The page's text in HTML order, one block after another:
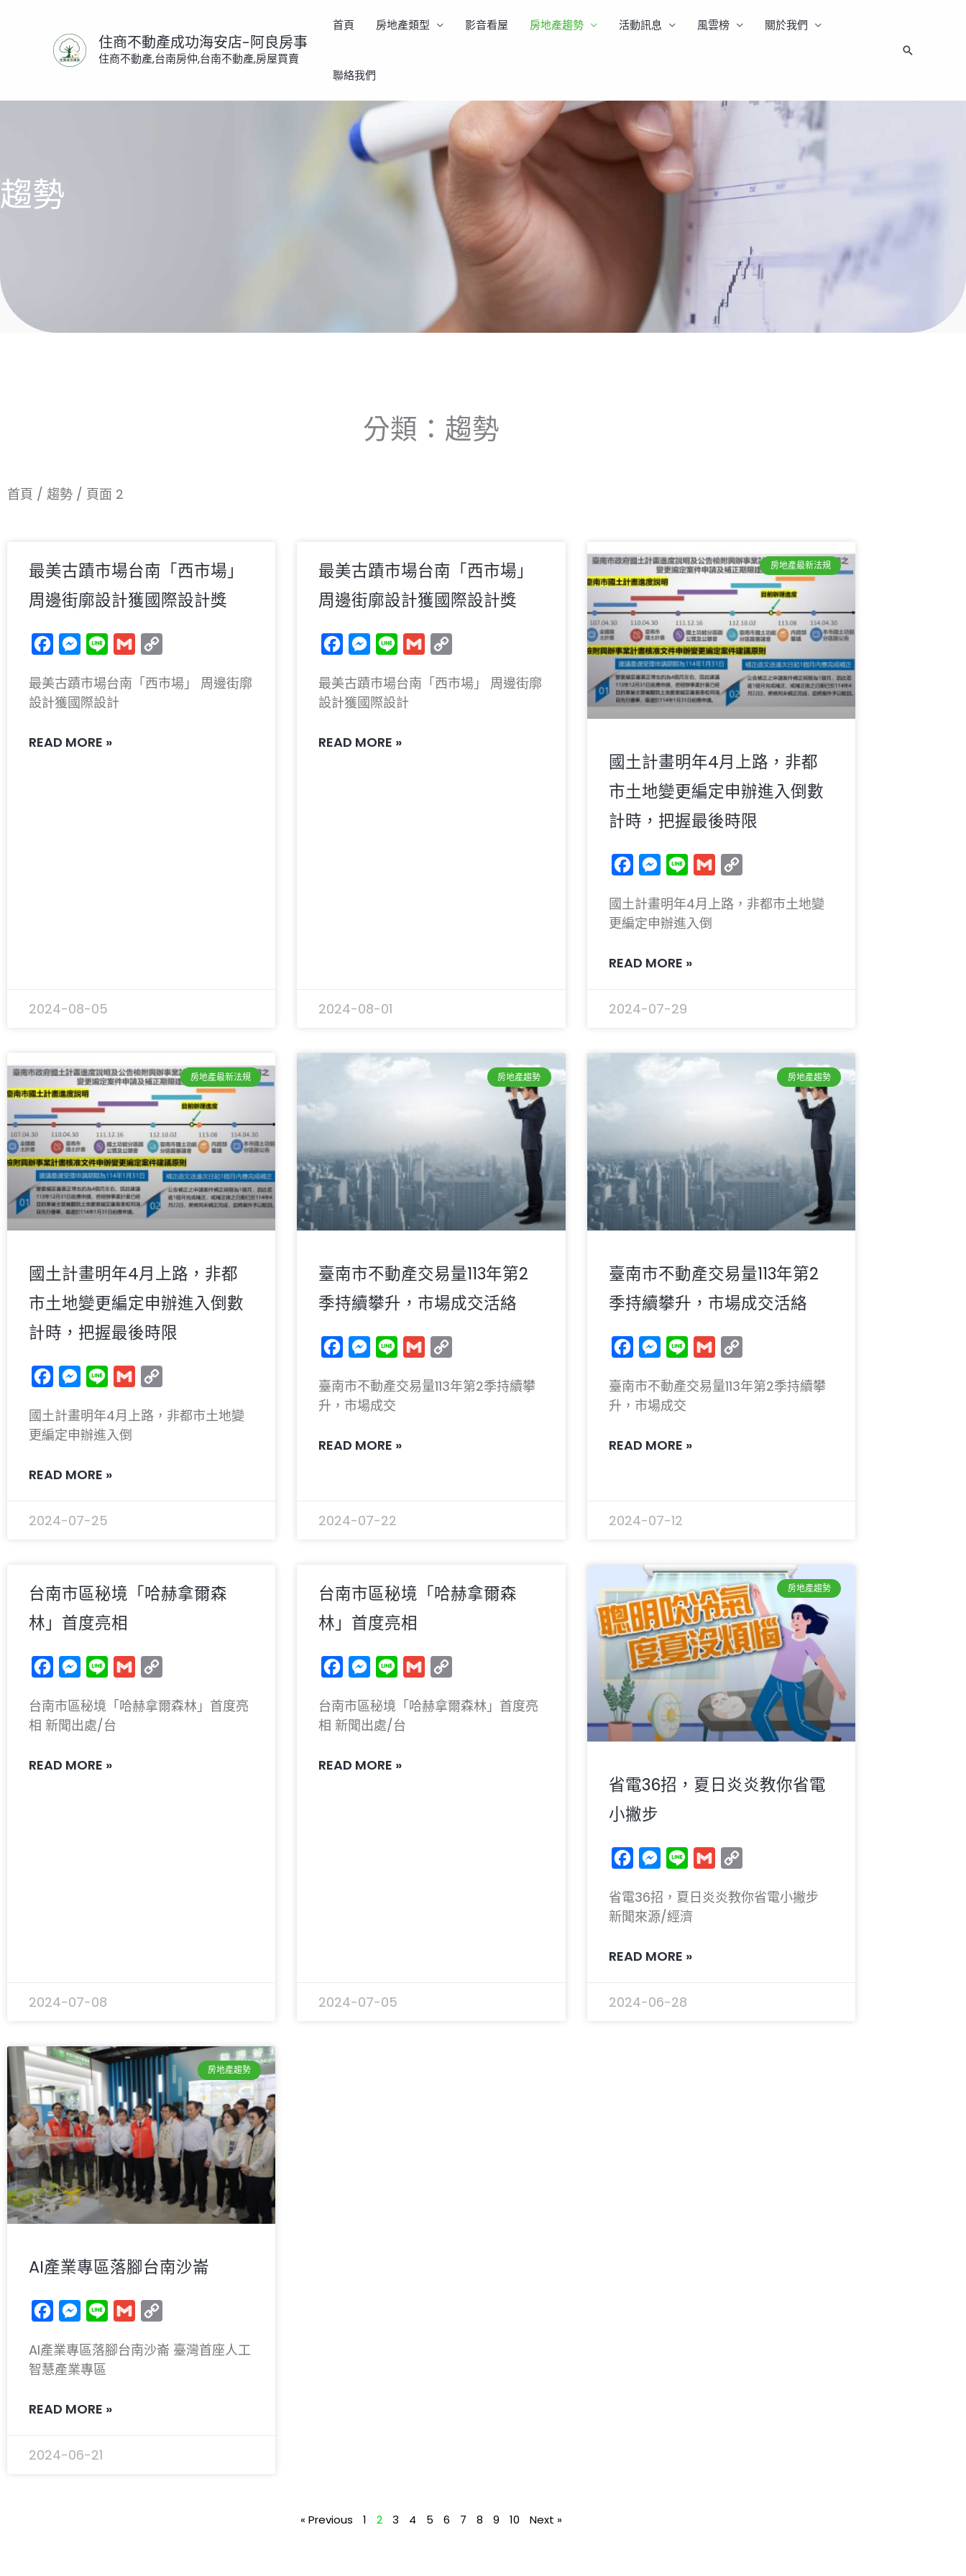
住商不動產成功海安店-阿良房事
住商不動產,台南房仲,台南不動產,房屋買賣
首頁 房地產類型 影音看屋 房地產趨勢 活動訊息 風雲榜 關於我們
聯絡我們
搜
趨勢
分類：趨勢
首頁 / 趨勢 / 頁面 2
最美古蹟市場台南「西市場」
周邊街廓設計獲國際設計獎
FacebookMessenger
Line Gmail
最美古蹟市場台南「西市場」 周邊街廓
設計獲國際設計
READ MORE »
2024-08-05
最美古蹟市場台南「西市場」
周邊街廓設計獲國際設計獎
FacebookMessenger
Line Gmail
最美古蹟市場台南「西市場」 周邊街廓
設計獲國際設計
READ MORE »
2024-08-01
房地產最新法規
國土計畫明年4月上路，非都
市土地變更編定申辦進入倒數
計時，把握最後時限
FacebookMessenger
Line Gmail
國土計畫明年4月上路，非都市土地變
更編定申辦進入倒
READ MORE »
2024-07-29
房地產最新法規
國土計畫明年4月上路，非都
市土地變更編定申辦進入倒數
計時，把握最後時限
FacebookMessenger
Line Gmail
國土計畫明年4月上路，非都市土地變
更編定申辦進入倒
READ MORE »
2024-07-25
房地產趨勢
臺南市不動產交易量113年第2
季持續攀升，市場成交活絡
FacebookMessenger
Line Gmail
臺南市不動產交易量113年第2季持續攀
升，市場成交
READ MORE »
2024-07-22
房地產趨勢
臺南市不動產交易量113年第2
季持續攀升，市場成交活絡
FacebookMessenger
Line Gmail
臺南市不動產交易量113年第2季持續攀
升，市場成交
READ MORE »
2024-07-12
台南市區秘境「哈赫拿爾森
林」首度亮相
FacebookMessenger
Line Gmail
台南市區秘境「哈赫拿爾森林」首度亮
相 新聞出處/台
READ MORE »
2024-07-08
台南市區秘境「哈赫拿爾森
林」首度亮相
FacebookMessenger
Line Gmail
台南市區秘境「哈赫拿爾森林」首度亮
相 新聞出處/台
READ MORE »
2024-07-05
房地產趨勢
省電36招，夏日炎炎教你省電
小撇步
FacebookMessenger
Line Gmail
省電36招，夏日炎炎教你省電小撇步
新聞來源/經濟
READ MORE »
2024-06-28
房地產趨勢
AI產業專區落腳台南沙崙
FacebookMessenger
Line Gmail
AI產業專區落腳台南沙崙 臺灣首座人工
智慧產業專區
READ MORE »
2024-06-21
« Previous
面
1
面
2
面
3
面
4
面
5
面
6
面
7
面
8
面
9
面
10 Next »